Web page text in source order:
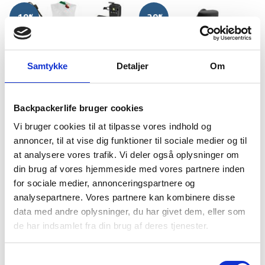
Samtykke Detaljer Om
Backpackerlife bruger cookies
Vi bruger cookies til at tilpasse vores indhold og
annoncer, til at vise dig funktioner til sociale medier og til
at analysere vores trafik. Vi deler også oplysninger om
din brug af vores hjemmeside med vores partnere inden
for sociale medier, annonceringspartnere og
analysepartnere. Vores partnere kan kombinere disse
data med andre oplysninger, du har givet dem, eller som
de har indsamlet fra din brug af deres tjenester.
var:
257 kr.
er:
149 kr.
-19%
Pakketilbud
Nødpakke inkl. frysetørret
mad – 7 dage – Vælg antal
personer
Fra 2.399kr
-39%
Aquipe
Nødradio – FM/AM –
Håndsving – Solcelle –
2000 mAh powerbank
129 krDen
oprindelige
pris
var:
129 kr.
79 krDen
pris
er:
79 kr.
-50% -58%